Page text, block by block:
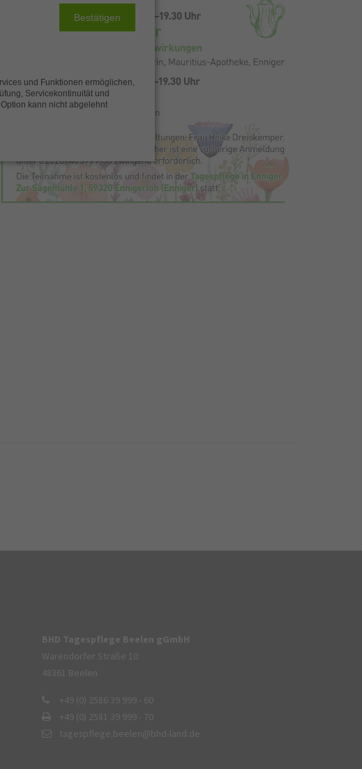
BHD Tagespflege Beelen gGmbH
Warendorfer Straße 10
48361 Beelen
+49 (0) 2586 39 999 - 60
+49 (0) 2581 39 999 - 70
tagespflege.beelen@bhd-land.de
Bestätigen
und Funktionen ermöglichen,
Servicekontinuität und
kann nicht abgelehnt